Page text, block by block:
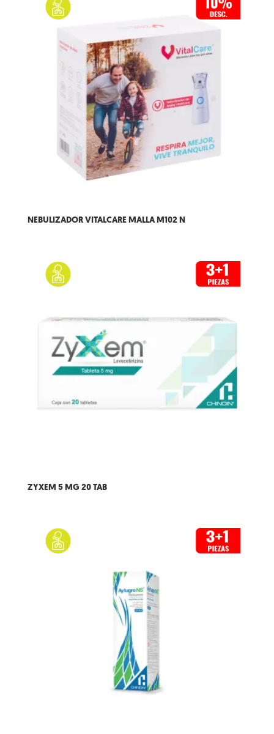
NEBULIZADOR VITALCARE MALLA M102 N
ZYXEM 5 MG 20 TAB